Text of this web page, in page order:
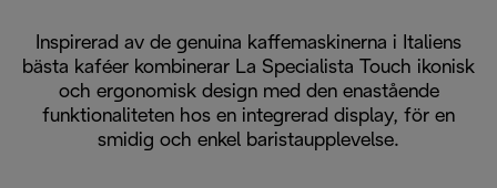
Inspirerad av de genuina kaffemaskinerna i Italiens
bästa kaféer kombinerar La Specialista Touch ikonisk
och ergonomisk design med den enastående
funktionaliteten hos en integrerad display, för en
smidig och enkel baristaupplevelse.